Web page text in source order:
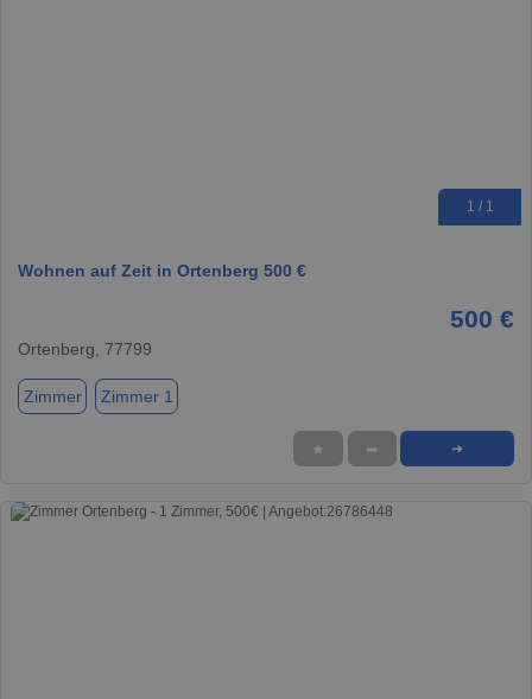
1 / 1
Wohnen auf Zeit in Ortenberg 500 €
500 €
Ortenberg, 77799
Zimmer Zimmer 1
★ ➦ ➜